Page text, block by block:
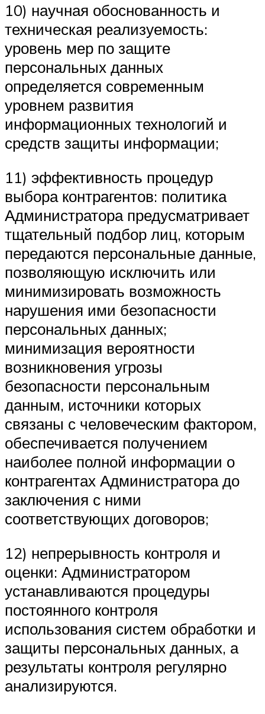
10) научная обоснованность и
техническая реализуемость:
уровень мер по защите
персональных данных
определяется современным
уровнем развития
информационных технологий и
средств защиты информации;
11) эффективность процедур
выбора контрагентов: политика
Администратора предусматривает
тщательный подбор лиц, которым
передаются персональные данные,
позволяющую исключить или
минимизировать возможность
нарушения ими безопасности
персональных данных;
минимизация вероятности
возникновения угрозы
безопасности персональным
данным, источники которых
связаны с человеческим фактором,
обеспечивается получением
наиболее полной информации о
контрагентах Администратора до
заключения с ними
соответствующих договоров;
12) непрерывность контроля и
оценки: Администратором
устанавливаются процедуры
постоянного контроля
использования систем обработки и
защиты персональных данных, а
результаты контроля регулярно
анализируются.